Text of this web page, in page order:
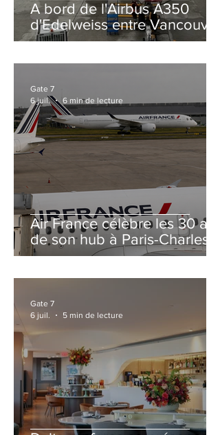
A bord de l'Airbus A350
d'Edelweiss entre Vancouver
et Zurich
Air France célèbre les 30 ans
de son hub à Paris-Charles
de Gaulle
Gate 7
6 juil.
6 min de lecture
Gate 7
6 juil.
5 min de lecture